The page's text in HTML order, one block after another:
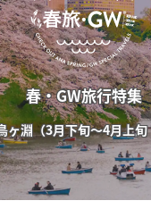
春・GW旅行特集
ヶ淵（3月下旬～4月上